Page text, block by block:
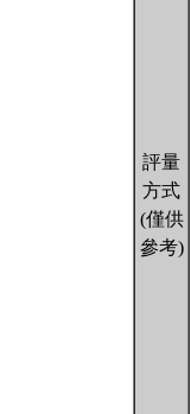
評量
方式
(僅供
參考)